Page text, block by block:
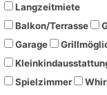
Langzeitmiete
Balkon/Terrasse
Garage
Spielzimmer